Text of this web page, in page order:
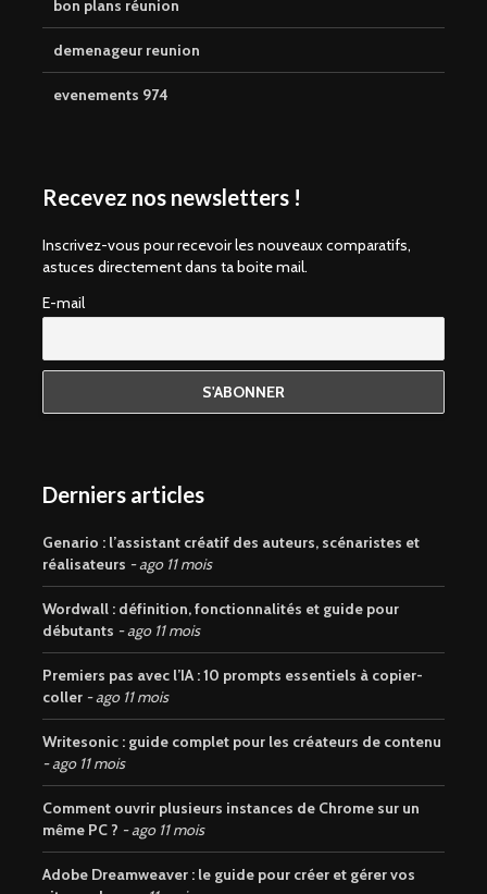
bon plans réunion
demenageur reunion
evenements 974
Recevez nos newsletters !
Inscrivez-vous pour recevoir les nouveaux comparatifs,
astuces directement dans ta boite mail.
E-mail
Derniers articles
Genario : l’assistant créatif des auteurs, scénaristes et
réalisateurs
ago 11 mois
Wordwall : définition, fonctionnalités et guide pour
débutants
ago 11 mois
Premiers pas avec l’IA : 10 prompts essentiels à copier-
coller
ago 11 mois
Writesonic : guide complet pour les créateurs de contenu
ago 11 mois
Comment ouvrir plusieurs instances de Chrome sur un
même PC ?
ago 11 mois
Adobe Dreamweaver : le guide pour créer et gérer vos